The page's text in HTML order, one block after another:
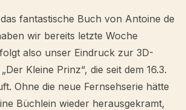
fantastische Buch von Antoine de
wir bereits letzte Woche
also unser Eindruck zur 3D-
Kleine Prinz“, die seit dem 16.3.
Ohne die neue Fernsehserie hätte
Büchlein wieder herausgekramt,